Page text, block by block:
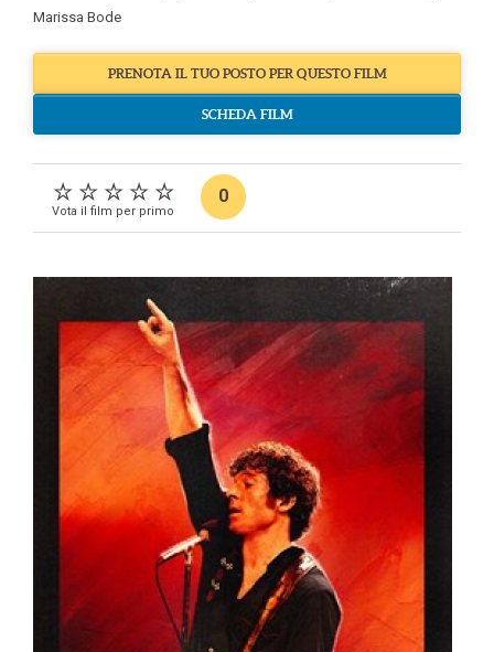
Marissa Bode
PRENOTA IL TUO POSTO PER QUESTO FILM
SCHEDA FILM
Vota il film per primo
0